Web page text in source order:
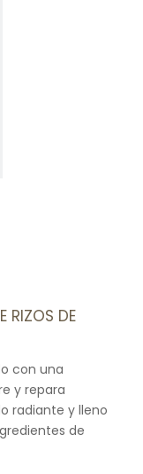
RIZOS DE
con una
y repara
radiante y lleno
de